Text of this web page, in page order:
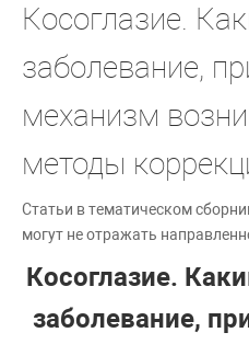
Косоглазие.
заболевание,
механизм
методы
Статьи в тематическом
могут не отражать
Косоглазие.
заболевание,